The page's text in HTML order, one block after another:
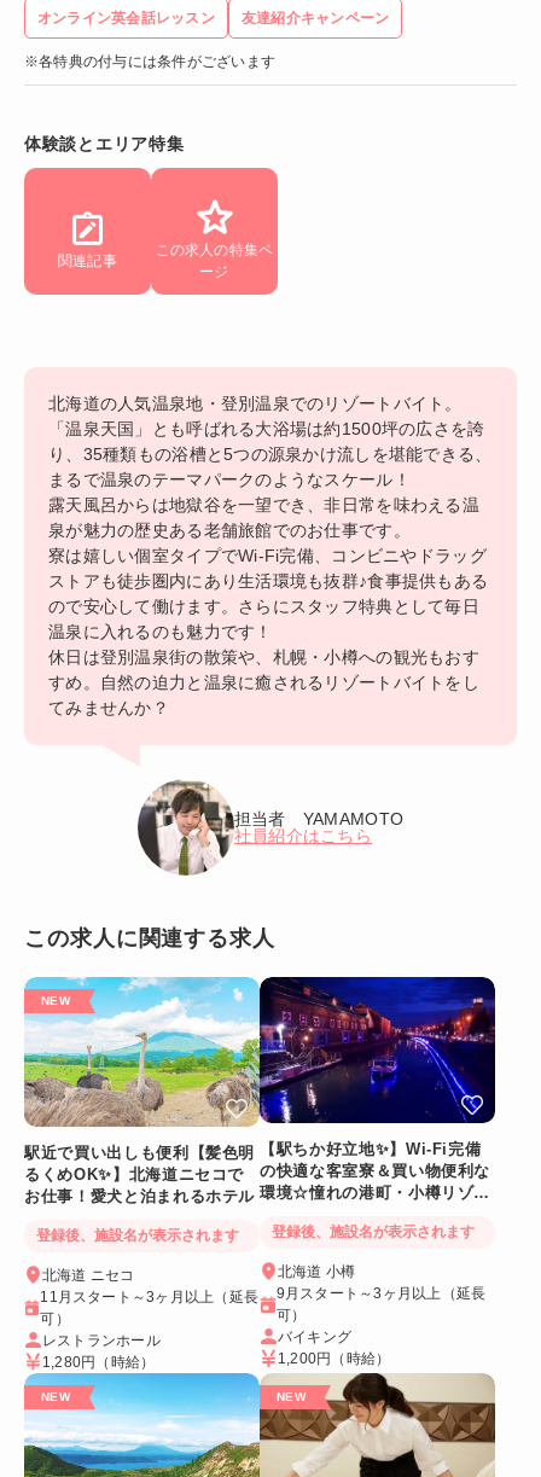
オンライン英会話レッスン 友達紹介キャンペーン
※各特典の付与には条件がございます
体験談とエリア特集
関連記事
この求人の特集ペ
ージ
北海道の人気温泉地・登別温泉でのリゾートバイト。
「温泉天国」とも呼ばれる大浴場は約1500坪の広さを誇
り、35種類もの浴槽と5つの源泉かけ流しを堪能できる、
まるで温泉のテーマパークのようなスケール！
露天風呂からは地獄谷を一望でき、非日常を味わえる温
泉が魅力の歴史ある老舗旅館でのお仕事です。
寮は嬉しい個室タイプでWi-Fi完備、コンビニやドラッグ
ストアも徒歩圏内にあり生活環境も抜群♪食事提供もある
ので安心して働けます。さらにスタッフ特典として毎日
温泉に入れるのも魅力です！
休日は登別温泉街の散策や、札幌・小樽への観光もおす
すめ。自然の迫力と温泉に癒されるリゾートバイトをし
てみませんか？
担当者 YAMAMOTO
社員紹介はこちら
この求人に関連する求人
駅近で買い出しも便利【髪色明
るくめOK✨】北海道ニセコで
お仕事！愛犬と泊まれるホテル
登録後、施設名が表示されます
北海道 ニセコ
11月スタート～3ヶ月以上（延長
可）
レストランホール
1,280円 （時給）
【駅ちか好立地✨】Wi-Fi完備
の快適な客室寮＆買い物便利な
環境☆憧れの港町・小樽リゾー
登録後、施設名が表示されます
北海道 小樽
9月スタート～3ヶ月以上（延長
可）
バイキング
1,200円 （時給）